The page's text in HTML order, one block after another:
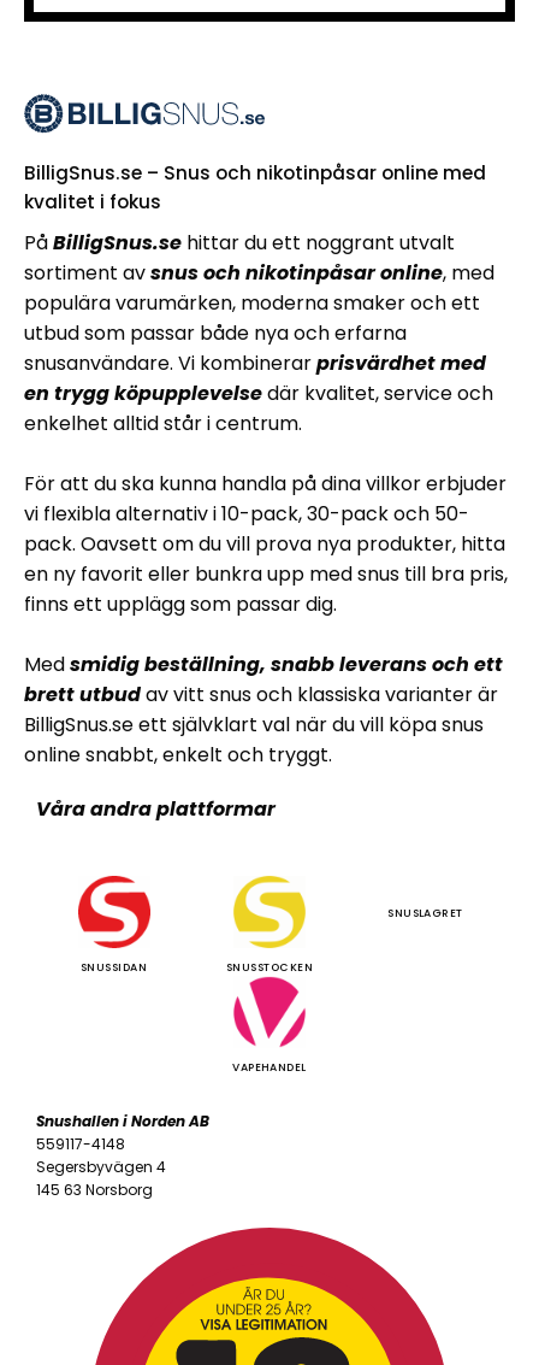
BilligSnus.se – Snus och nikotinpåsar online med
kvalitet i fokus
PåBilligSnus.sehittar du ett noggrant utvalt
sortiment avsnus och nikotinpåsar online, med
populära varumärken, moderna smaker och ett
utbud som passar både nya och erfarna
snusanvändare. Vi kombinerarprisvärdhet med
en trygg köpupplevelsedär kvalitet, service och
enkelhet alltid står i centrum.
För att du ska kunna handla på dina villkor erbjuder
vi flexibla alternativ i 10-pack, 30-pack och 50-
pack. Oavsett om du vill prova nya produkter, hitta
en ny favorit eller bunkra upp med snus till bra pris,
finns ett upplägg som passar dig.
Medsmidig beställning, snabb leverans och ett
brett utbudav vitt snus och klassiska varianter är
BilligSnus.se ett självklart val när du vill köpa snus
online snabbt, enkelt och tryggt.
Våra andra plattformar
SNUSSIDAN SNUSSTOCKEN
SNUSLAGRET
VAPEHANDEL
Snushallen i Norden AB
559117-4148
Segersbyvägen 4
145 63 Norsborg